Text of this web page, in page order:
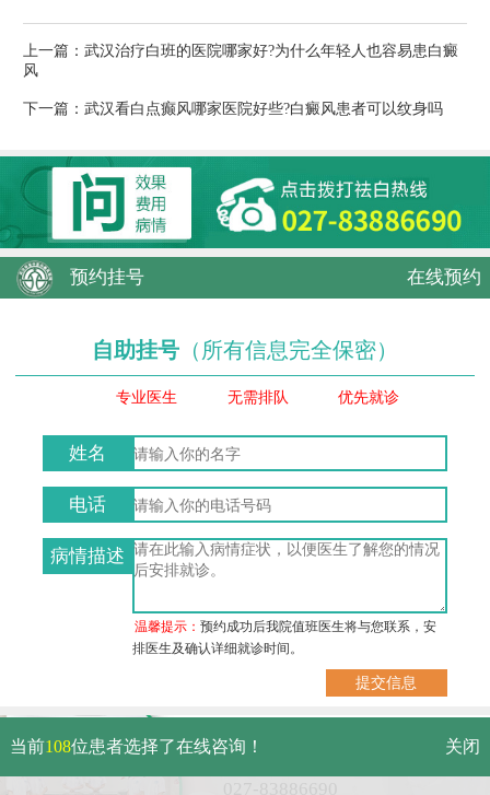
上一篇： 武汉治疗白班的医院哪家好?为什么年轻人也容易患白癜
风
下一篇： 武汉看白点癫风哪家医院好些?白癜风患者可以纹身吗
预约挂号 在线预约
自助挂号 （所有信息完全保密）
专业医生 无需排队 优先就诊
姓名
电话
病情描述
温馨提示：预约成功后我院值班医生将与您联系，安
排医生及确认详细就诊时间。
武汉市硚口区解放大道479号
免费电话：
当前108位患者选择了在线咨询！ 关闭